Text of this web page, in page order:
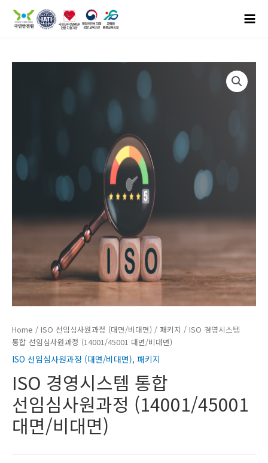
Home / ISO 선임심사원과정 (대면/비대면) / 패키지 / ISO 경영시스템
통합 선임심사원과정 (14001/45001 대면/비대면)
ISO 선임심사원과정 (대면/비대면), 패키지
ISO 경영시스템 통합
선임심사원과정 (14001/45001
대면/비대면)